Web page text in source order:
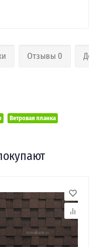
Отзывы 0
Ветровая планка